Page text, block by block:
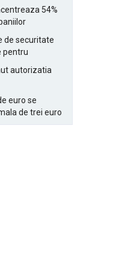
54%
de securitate
pentru
autorizatia
euro se
de trei euro